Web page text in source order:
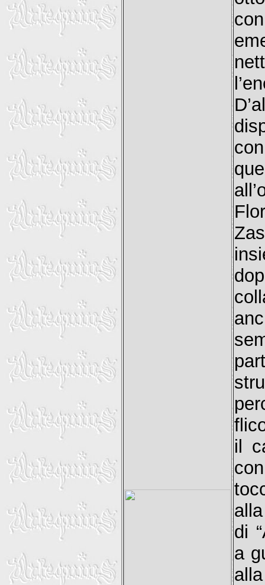
il
di
a